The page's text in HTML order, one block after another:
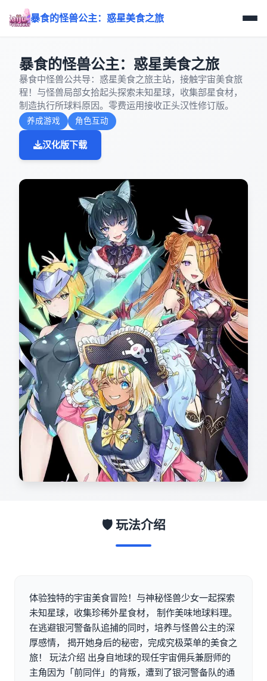
暴食的怪兽公主：惑星美食之旅
暴食的怪兽公主：惑星美食之旅
暴食中怪兽公共导：惑星美食之旅主站，接触宇宙美食旅
程！与怪兽局部女拾起头探索未知星球，收集部星食材，
制造执行所球料原因。零费运用接收正头汉性修订版。
养成游戏 角色互动
汉化版下载
🛡️ 玩法介绍
体验独特的宇宙美食冒险！与神秘怪兽少女一起探索
未知星球，收集珍稀外星食材， 制作美味地球料理。
在逃避银河警备队追捕的同时，培养与怪兽公主的深
厚感情， 揭开她身后的秘密，完成究极菜单的美食之
旅！ 玩法介绍 出身自地球的现任宇宙佣兵兼厨师的
主角因为「前同伴」的背叛，遭到了银河警备队的通